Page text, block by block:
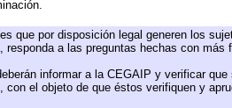
que por disposición legal generen los
responda a las preguntas hechas con más
informar a la CEGAIP y verificar
con el objeto de que éstos verifiquen y